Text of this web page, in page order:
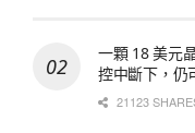
一顆 18 美元
控中斷下，仍
21123